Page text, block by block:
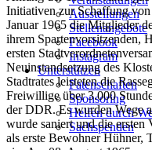
Ausstellungen
Stellenangebote
Facebook
Instagram
Unterstützen
Patenschaften
Sponsoring
Helfen durch
Sachspenden
Initiativen zur Schaffung
Januar 1965 die Mitglieder
ihrem Spartenvorsitzenden,
ersten
Neuinstandsetzung des
Stadtrates leisteten die
Freiwillige über 3.000
der DDR. Es wurden Wege
wurde saniert und die
als erste Bewohner Hühner,